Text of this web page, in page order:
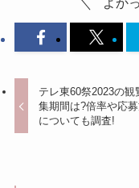
テレ東60祭2023の観
集期間は?倍率や応
についても調査!